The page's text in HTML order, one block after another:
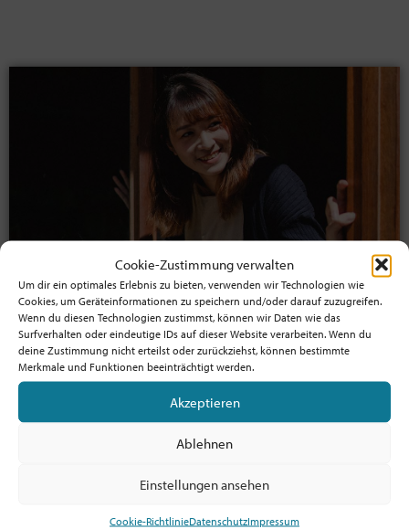
Cookie-Zustimmung verwalten
Um dir ein optimales Erlebnis zu bieten, verwenden wir Technologien wie
Cookies, um Geräteinformationen zu speichern und/oder darauf zuzugreifen.
Wenn du diesen Technologien zustimmst, können wir Daten wie das
Surfverhalten oder eindeutige IDs auf dieser Website verarbeiten. Wenn du
deine Zustimmung nicht erteilst oder zurückziehst, können bestimmte
Merkmale und Funktionen beeinträchtigt werden.
Akzeptieren
Ablehnen
Einstellungen ansehen
Cookie-RichtlinieDatenschutzImpressum
Jetzt Mitglied werden!
Profitiere von der Mitgliedschaft
und unterstütze die Bewegung!
Mitglied sein ab 5€/Monat!
Alle Infos: hier klicken
Dienststelle die Mitgliedschaft zahlt!